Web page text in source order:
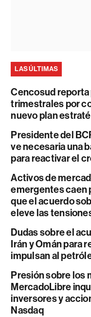
LAS ÚLTIMAS
Cencosud reporta
trimestrales por
nuevo plan
Presidente del
ve necesaria una
para reactivar el
Activos de
emergentes caen
que el acuerdo
eleve las
Dudas sobre el
Irán y Omán para
impulsan al
Presión sobre los
MercadoLibre
inversores y
Nasdaq